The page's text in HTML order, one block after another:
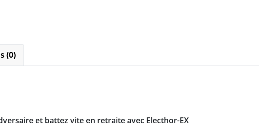
(0)
et battez vite en retraite avec Electhor-EX